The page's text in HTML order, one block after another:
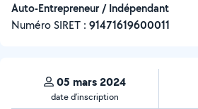
Auto-Entrepreneur / Indépendant
Numéro SIRET : ‍91471619600011
05 mars 2024
date d’inscription